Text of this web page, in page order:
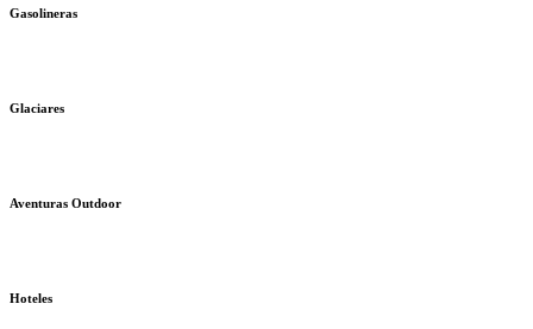
Gasolineras
Glaciares
Aventuras Outdoor
Hoteles